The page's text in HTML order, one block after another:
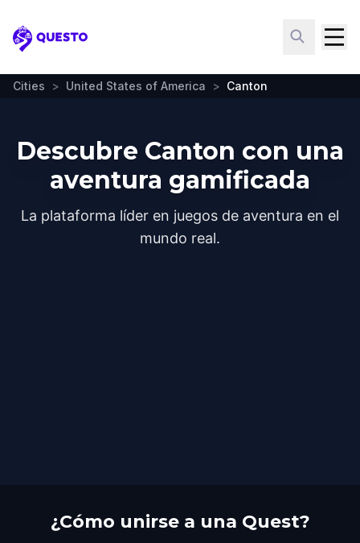
Questo
Cities > United States of America > Canton
Descubre Canton con una
aventura gamificada
La plataforma líder en juegos de aventura en el
mundo real.
¿Cómo unirse a una Quest?